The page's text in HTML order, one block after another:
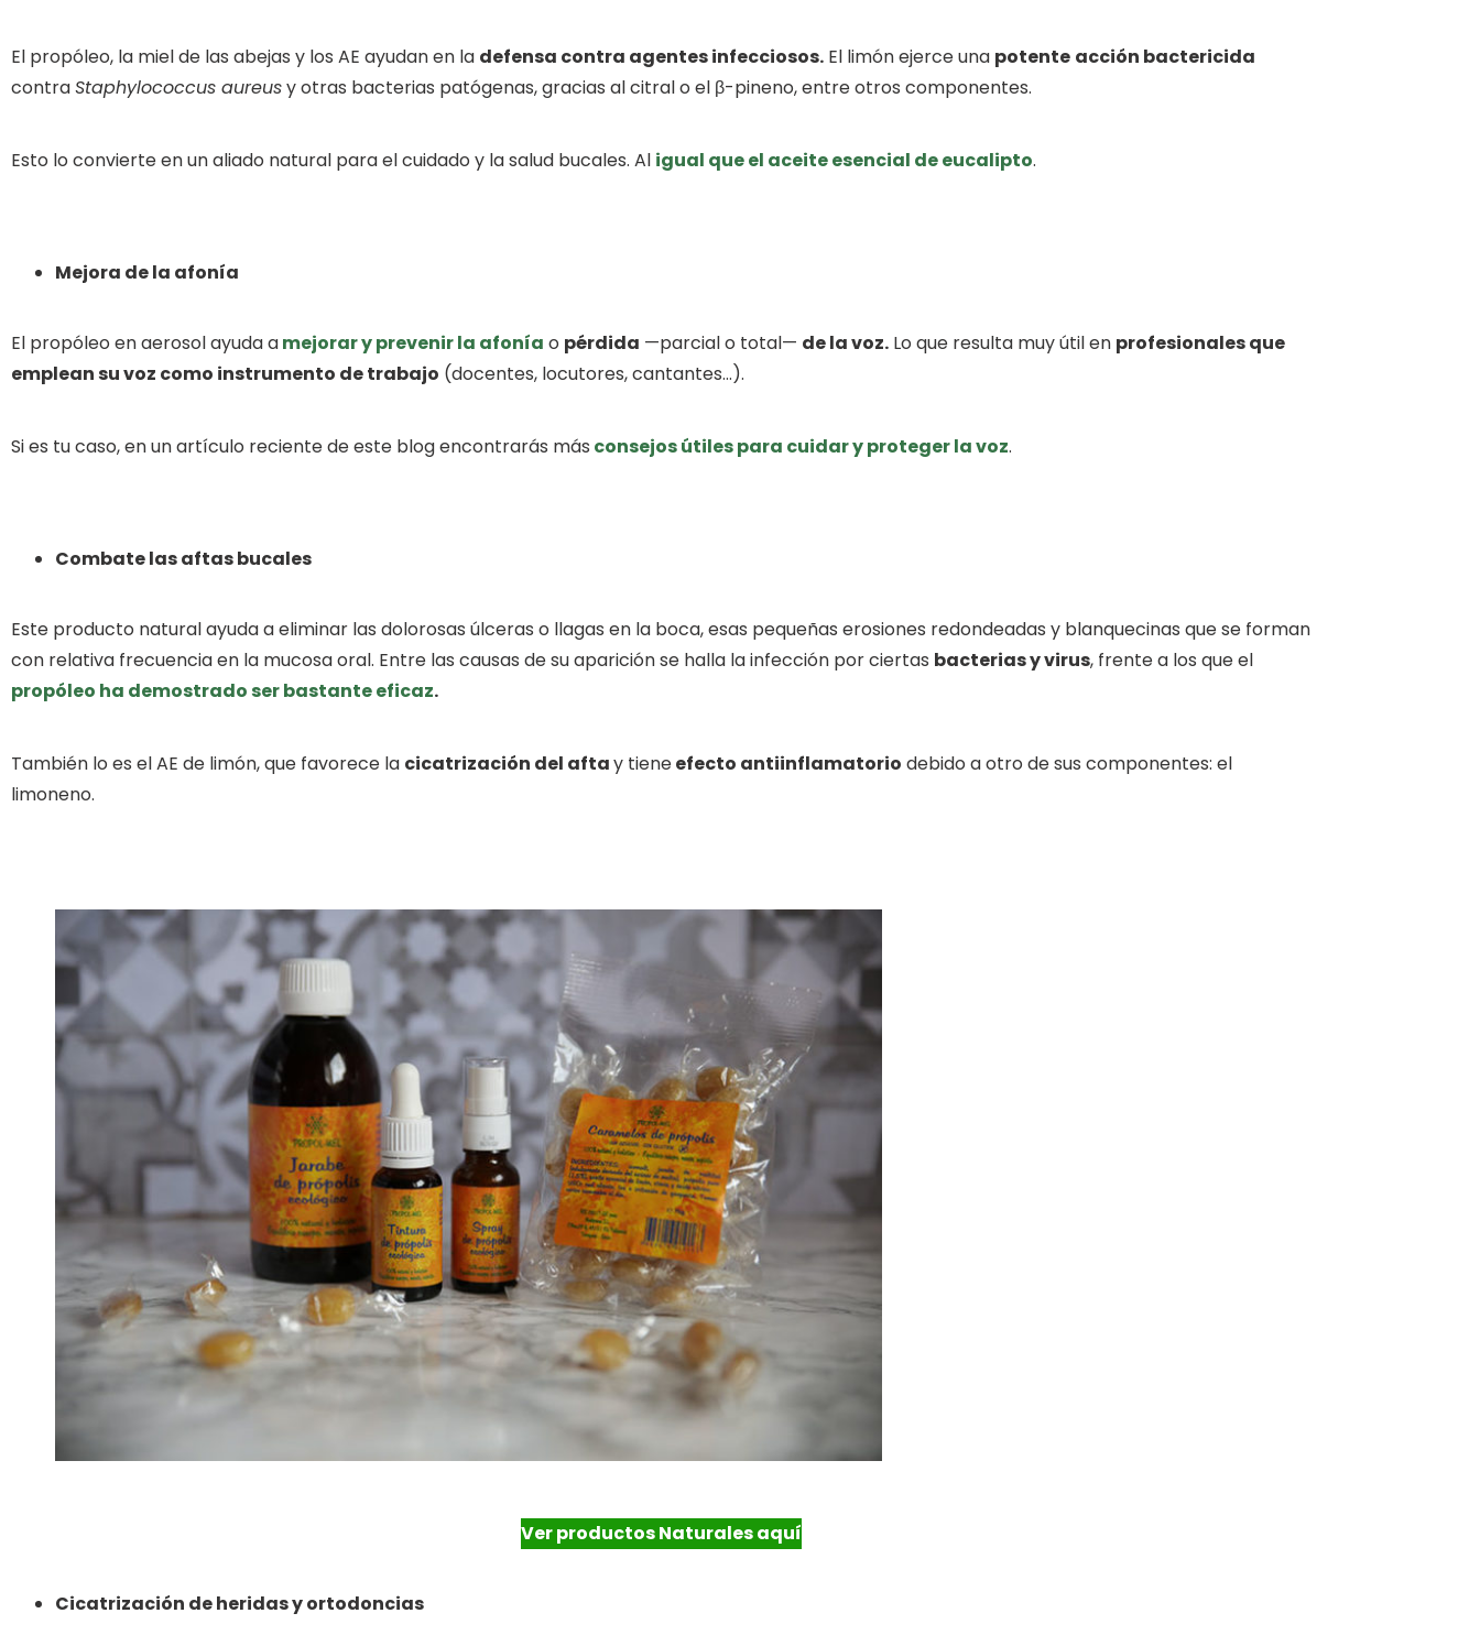
El propóleo, la miel de las abejas y los AE ayudan en la defensa contra agentes infecciosos. El limón ejerce una potente acción bactericida
contraStaphylococcus aureusy otras bacterias patógenas, gracias al citral o el β-pineno, entre otros componentes.
Esto lo convierte en un aliado natural para el cuidado y la salud bucales. Al igual que el aceite esencial de eucalipto.
Mejora de la afonía
El propóleo en aerosol ayuda amejorar y prevenir la afonía o pérdida —parcial o total— de la voz. Lo que resulta muy útil en profesionales que
emplean su voz como instrumento de trabajo (docentes, locutores, cantantes…).
Si es tu caso, en un artículo reciente de este blog encontrarás más consejos útiles para cuidar y proteger la voz.
Combate las aftas bucales
Este producto natural ayuda a eliminar las dolorosas úlceras o llagas en la boca, esas pequeñas erosiones redondeadas y blanquecinas que se forman
con relativa frecuencia en la mucosa oral. Entre las causas de su aparición se halla la infección por ciertas bacterias y virus, frente a los que el
propóleo ha demostrado ser bastante eficaz.
También lo es el AE de limón, que favorece la cicatrización del aftay tieneefecto antiinflamatorio debido a otro de sus componentes: el
limoneno.
Ver productos Naturales aquí
Cicatrización de heridas y ortodoncias